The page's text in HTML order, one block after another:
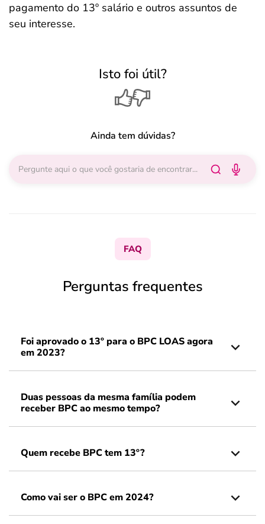
pagamento do 13º salário e outros assuntos de
seu interesse.
Isto foi útil?
Ainda tem dúvidas?
FAQ
Perguntas frequentes
Foi aprovado o 13º para o BPC LOAS agora
em 2023?
Duas pessoas da mesma família podem
receber BPC ao mesmo tempo?
Quem recebe BPC tem 13º?
Como vai ser o BPC em 2024?